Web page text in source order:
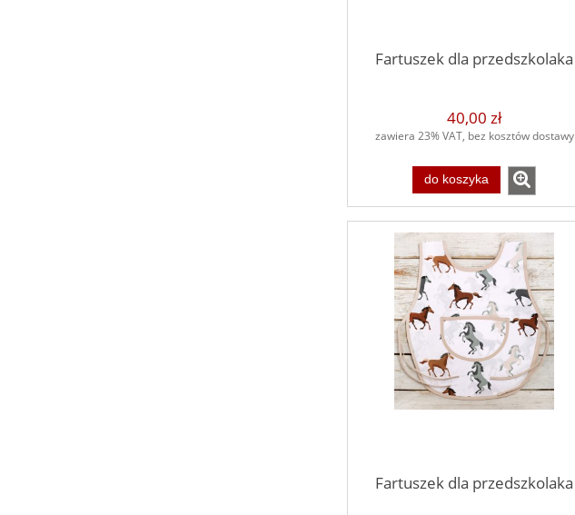
Fartuszek dla przedszkolaka
40,00 zł
zawiera 23% VAT, bez kosztów dostawy
do koszyka
Fartuszek dla przedszkolaka